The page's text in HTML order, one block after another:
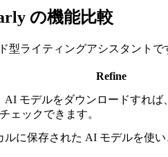
の機能比較
型ライティングアシスタント
Refine
AI モデルをダウンロードすれば
ェックできます。
ルに保存された AI モデルを使い